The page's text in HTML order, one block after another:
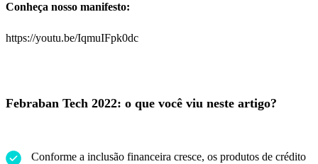
Conheça nosso manifesto:
https://youtu.be/IqmuIFpk0dc
Febraban Tech 2022: o que você viu neste artigo?
Conforme a inclusão financeira cresce, os produtos de crédito